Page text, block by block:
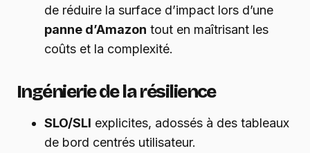
de réduire la surface d’impact lors d’une
panne d’Amazon tout en maîtrisant les
coûts et la complexité.
Ingénierie de la résilience
SLO/SLI explicites, adossés à des tableaux
de bord centrés utilisateur.